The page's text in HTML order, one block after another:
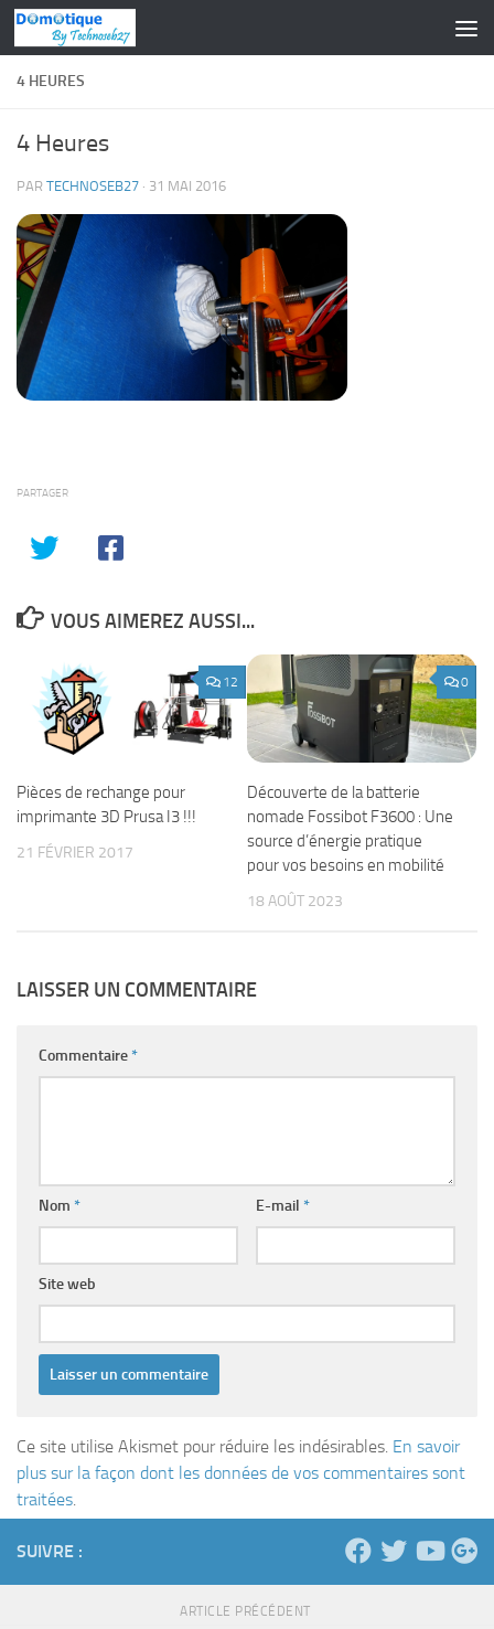
Skip to content
4 HEURES
4 Heures
PAR TECHNOSEB27 · 31 MAI 2016
PARTAGER
VOUS AIMEREZ AUSSI...
12
Pièces de rechange pour
imprimante 3D Prusa I3 !!!
21 FÉVRIER 2017
0
Découverte de la batterie
nomade Fossibot F3600 : Une
source d’énergie pratique
pour vos besoins en mobilité
18 AOÛT 2023
LAISSER UN COMMENTAIRE
Commentaire*
Nom * E-mail *
Site web
Ce site utilise Akismet pour réduire les indésirables. En savoir
plus sur la façon dont les données de vos commentaires sont
traitées.
SUIVRE :
ARTICLE PRÉCÉDENT